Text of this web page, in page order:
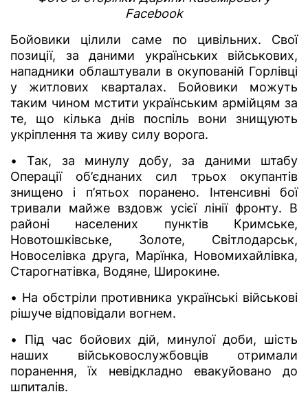
Facebook
Бойовики цілили саме по цивільних. Свої
позиції, за даними українських військових,
нападники облаштували в окупованій Горлівці
у житлових кварталах. Бойовики можуть
таким чином мстити українським армійцям за
те, що кілька днів поспіль вони знищують
укріплення та живу силу ворога.
• Так, за минулу добу, за даними штабу
Операції об’єднаних сил трьох окупантів
знищено і п’ятьох поранено. Інтенсивні бої
тривали майже вздовж усієї лінії фронту. В
районі населених пунктів Кримське,
Новотошківське, Золоте, Світлодарськ,
Новоселівка друга, Марїнка, Новомихайлівка,
Старогнатівка, Водяне, Широкине.
• На обстріли противника українські військові
рішуче відповідали вогнем.
• Під час бойових дій, минулої доби, шість
наших військовослужбовців отримали
поранення, їх невідкладно евакуйовано до
шпиталів.